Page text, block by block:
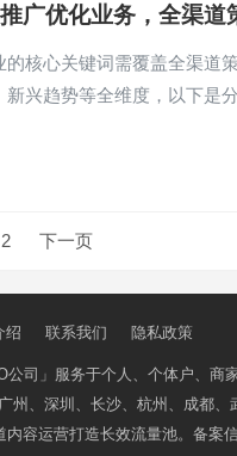
广优化业务，全渠道
的核心关键词需覆盖全渠道
新兴趋势等全维度，以下是
2 下一页
绍 联系我们 隐私政策
公司」 服务于个人、个体户、商
州、深圳、长沙、杭州、成都、
容运营打造长效流量池。备案